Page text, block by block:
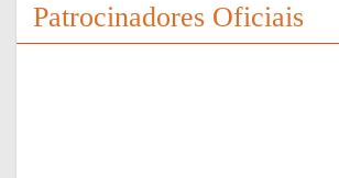
Patrocinadores Oficiais